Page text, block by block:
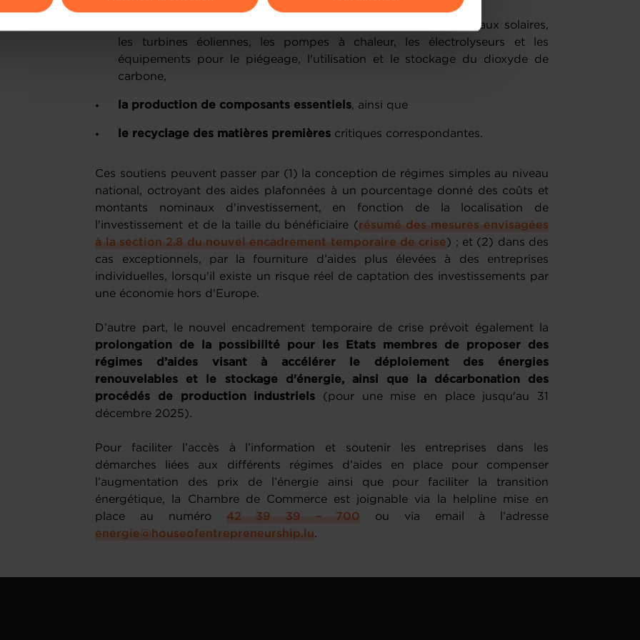
Charte d’usage des cookieset notrePolitique de protection des données
tels que les batteries, les panneaux solaires,
les turbines éoliennes, les pompes à chaleur, les électrolyseurs et les
équipements pour le piégeage, l'utilisation et le stockage du dioxyde de
carbone,
la production de composants essentiels, ainsi que
le recyclage des matières premières critiques correspondantes.
Ces soutiens peuvent passer par (1) la conception de régimes simples au niveau
national, octroyant des aides plafonnées à un pourcentage donné des coûts et
montants nominaux d'investissement, en fonction de la localisation de
l'investissement et de la taille du bénéficiaire ( résumé des mesures envisagées
à la section 2.8 du nouvel encadrement temporaire de crise ) ; et (2) dans des
cas exceptionnels, par la fourniture d’aides plus élevées à des entreprises
individuelles, lorsqu'il existe un risque réel de captation des investissements par
une économie hors d'Europe.
D’autre part, le nouvel encadrement temporaire de crise prévoit également la
prolongation de la possibilité pour les Etats membres de proposer des
régimes d’aides visant à accélérer le déploiement des énergies
renouvelables et le stockage d'énergie, ainsi que la décarbonation des
procédés de production industriels (pour une mise en place jusqu'au 31
décembre 2025).
Pour faciliter l’accès à l’information et soutenir les entreprises dans les
démarches liées aux différents régimes d’aides en place pour compenser
l’augmentation des prix de l’énergie ainsi que pour faciliter la transition
énergétique, la Chambre de Commerce est joignable via la helpline mise en
place au numéro 42 39 39 – 700 ou via email à l’adresse
energie@houseofentrepreneurship.lu.